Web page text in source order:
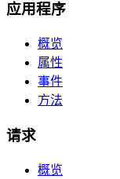
应用程序
概览
属性
事件
方法
请求
概览